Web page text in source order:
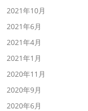
2021年10月
2021年6月
2021年4月
2021年1月
2020年11月
2020年9月
2020年6月